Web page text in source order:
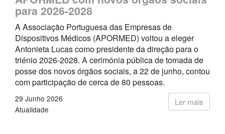
para 2026-2028
A Associação Portuguesa das Empresas de
Dispositivos Médicos (APORMED) voltou a eleger
Antonieta Lucas como presidente da direção para o
triénio 2026-2028. A cerimónia pública de tomada de
posse dos novos órgãos sociais, a 22 de junho, contou
com participação de cerca de 80 pessoas.
Ler mais
29 Junho 2026
Atualidade